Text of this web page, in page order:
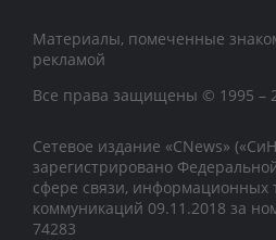
Материалы, помеченные
рекламой
Все права защищены © 1995 –
Сетевое издание «CNews»
зарегистрировано
сфере связи, информационных
коммуникаций 09.11.2018 за
74283